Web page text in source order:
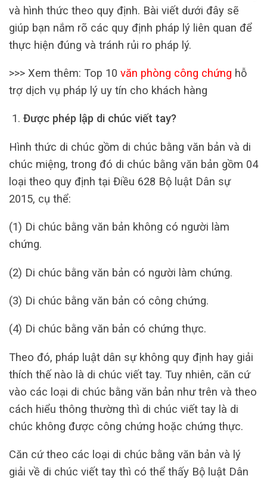
và hình thức theo quy định. Bài viết dưới đây sẽ
giúp bạn nắm rõ các quy định pháp lý liên quan để
thực hiện đúng và tránh rủi ro pháp lý.
>>> Xem thêm: Top 10 văn phòng công chứng hỗ
trợ dịch vụ pháp lý uy tín cho khách hàng
Được phép lập di chúc viết tay?
Hình thức di chúc gồm di chúc bằng văn bản và di
chúc miệng, trong đó di chúc bằng văn bản gồm 04
loại theo quy định tại Điều 628 Bộ luật Dân sự
2015, cụ thể:
(1) Di chúc bằng văn bản không có người làm
chứng.
(2) Di chúc bằng văn bản có người làm chứng.
(3) Di chúc bằng văn bản có công chứng.
(4) Di chúc bằng văn bản có chứng thực.
Theo đó, pháp luật dân sự không quy định hay giải
thích thế nào là di chúc viết tay. Tuy nhiên, căn cứ
vào các loại di chúc bằng văn bản như trên và theo
cách hiểu thông thường thì di chúc viết tay là di
chúc không được công chứng hoặc chứng thực.
Căn cứ theo các loại di chúc bằng văn bản và lý
giải về di chúc viết tay thì có thể thấy Bộ luật Dân